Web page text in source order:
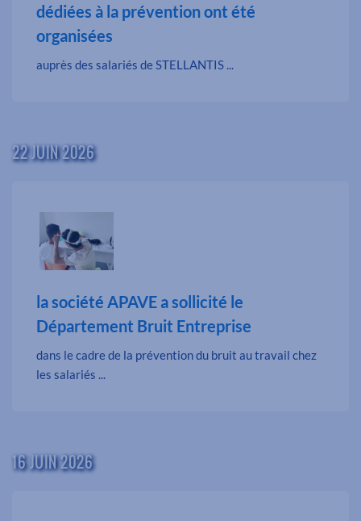
dédiées à la prévention ont été
organisées
auprès des salariés de STELLANTIS ...
22 JUIN 2026
la société APAVE a sollicité le
Département Bruit Entreprise
dans le cadre de la prévention du bruit au travail chez
les salariés ...
16 JUIN 2026